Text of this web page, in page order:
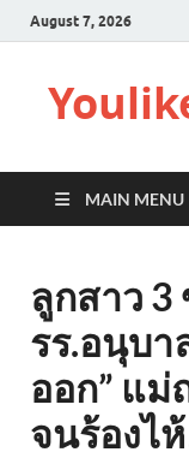
August 7, 2026
MAIN MENU
ลูกสาว 3
รร.อนุบา
ออก” แม่
จนร้องไ